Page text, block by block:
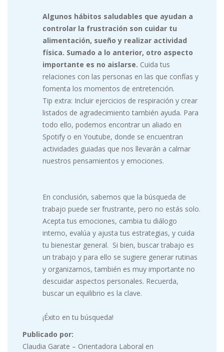
Algunos hábitos saludables que ayudan a
controlar la frustración son cuidar tu
alimentación, sueño y realizar actividad
física. Sumado a lo anterior, otro aspecto
importante es no aislarse. Cuida tus
relaciones con las personas en las que confías y
fomenta los momentos de entretención.
Tip extra: Incluir ejercicios de respiración y crear
listados de agradecimiento también ayuda. Para
todo ello, podemos encontrar un aliado en
Spotify o en Youtube, donde se encuentran
actividades guiadas que nos llevarán a calmar
nuestros pensamientos y emociones.
En conclusión, sabemos que la búsqueda de
trabajo puede ser frustrante, pero no estás solo.
Acepta tus emociones, cambia tu diálogo
interno, evalúa y ajusta tus estrategias, y cuida
tu bienestar general. Si bien, buscar trabajo es
un trabajo y para ello se sugiere generar rutinas
y organizarnos, también es muy importante no
descuidar aspectos personales. Recuerda,
buscar un equilibrio es la clave.
¡Éxito en tu búsqueda!
Publicado por:
Claudia Garate – Orientadora Laboral en